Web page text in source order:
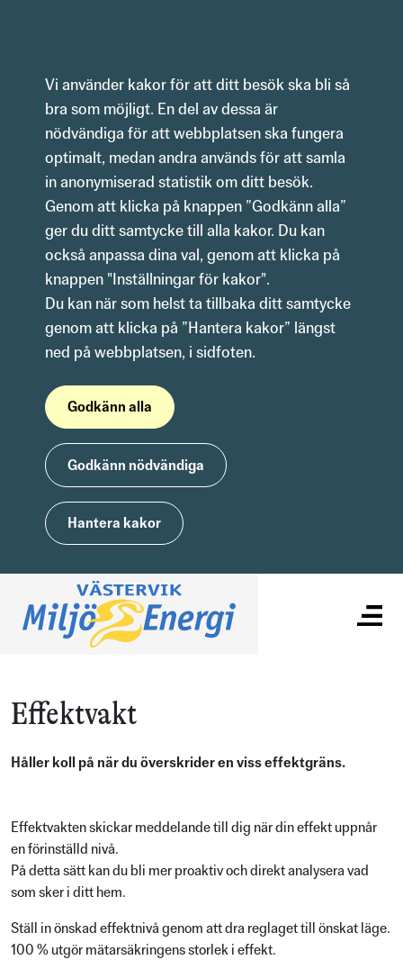
Vi använder kakor för att ditt besök ska bli så
bra som möjligt. En del av dessa är
nödvändiga för att webbplatsen ska fungera
optimalt, medan andra används för att samla
in anonymiserad statistik om ditt besök.
Genom att klicka på knappen ”Godkänn alla”
ger du ditt samtycke till alla kakor. Du kan
också anpassa dina val, genom att klicka på
knappen "Inställningar för kakor".
Du kan när som helst ta tillbaka ditt samtycke
genom att klicka på ”Hantera kakor” längst
ned på webbplatsen, i sidfoten.
Godkänn alla
Godkänn nödvändiga
Hantera kakor
Effektvakt
Håller koll på när du överskrider en viss effektgräns.
Effektvakten skickar meddelande till dig när din effekt uppnår
en förinställd nivå.
På detta sätt kan du bli mer proaktiv och direkt analysera vad
som sker i ditt hem.
Ställ in önskad effektnivå genom att dra reglaget till önskat läge.
100 % utgör mätarsäkringens storlek i effekt.